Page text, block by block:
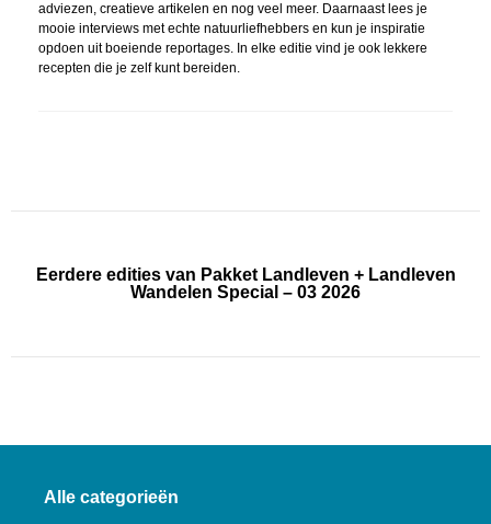
adviezen, creatieve artikelen en nog veel meer. Daarnaast lees je
mooie interviews met echte natuurliefhebbers en kun je inspiratie
opdoen uit boeiende reportages. In elke editie vind je ook lekkere
recepten die je zelf kunt bereiden.
Eerdere edities van Pakket Landleven + Landleven
Wandelen Special – 03 2026
Alle categorieën